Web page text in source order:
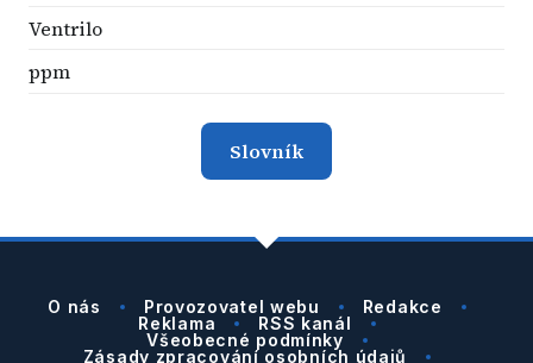
Ventrilo
ppm
Slovník
O nás Provozovatel webu
Redakce
Reklama
RSS kanál
Všeobecné podmínky
Zásady zpracování osobních údajů